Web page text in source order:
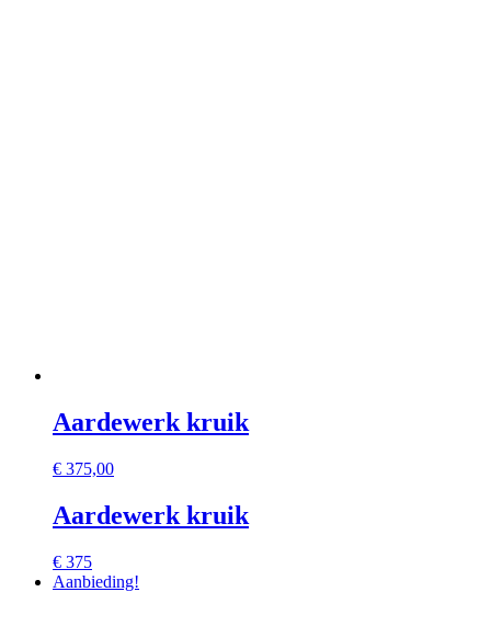
Aardewerk kruik
€ 375,00
Aardewerk kruik
€ 375
Aanbieding!